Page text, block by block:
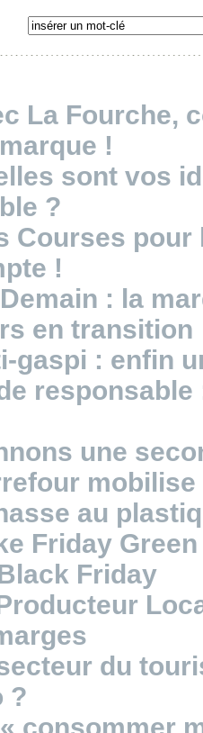
La Fourche,
!
sont vos
?
Courses pour
!
: la
en transition
gaspi : enfin
une
au
Friday
Friday
du
?